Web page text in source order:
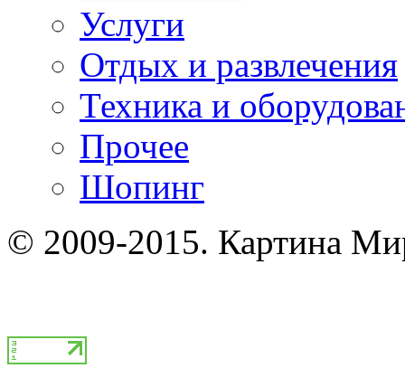
Услуги
Отдых и развлечения
Техника и
Прочее
Шопинг
© 2009-2015. Картина